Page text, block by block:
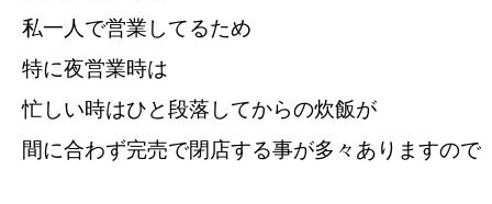
私一人で営業してるため
特に夜営業時は
忙しい時はひと段落してからの炊飯が
間に合わず完売で閉店する事が多々ありますので